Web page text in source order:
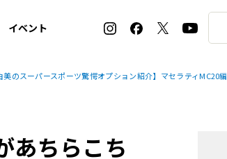
アルピナ
アバルト
タイヤ＆ホイール バイヤーズガイド
ログ
イベント
ル・ボラン カーズ・ミート2026横浜
EV:LIFE KOBE 2025
のスーパースポーツ驚愕オプション紹介】マセラティMC20編
あちらこち